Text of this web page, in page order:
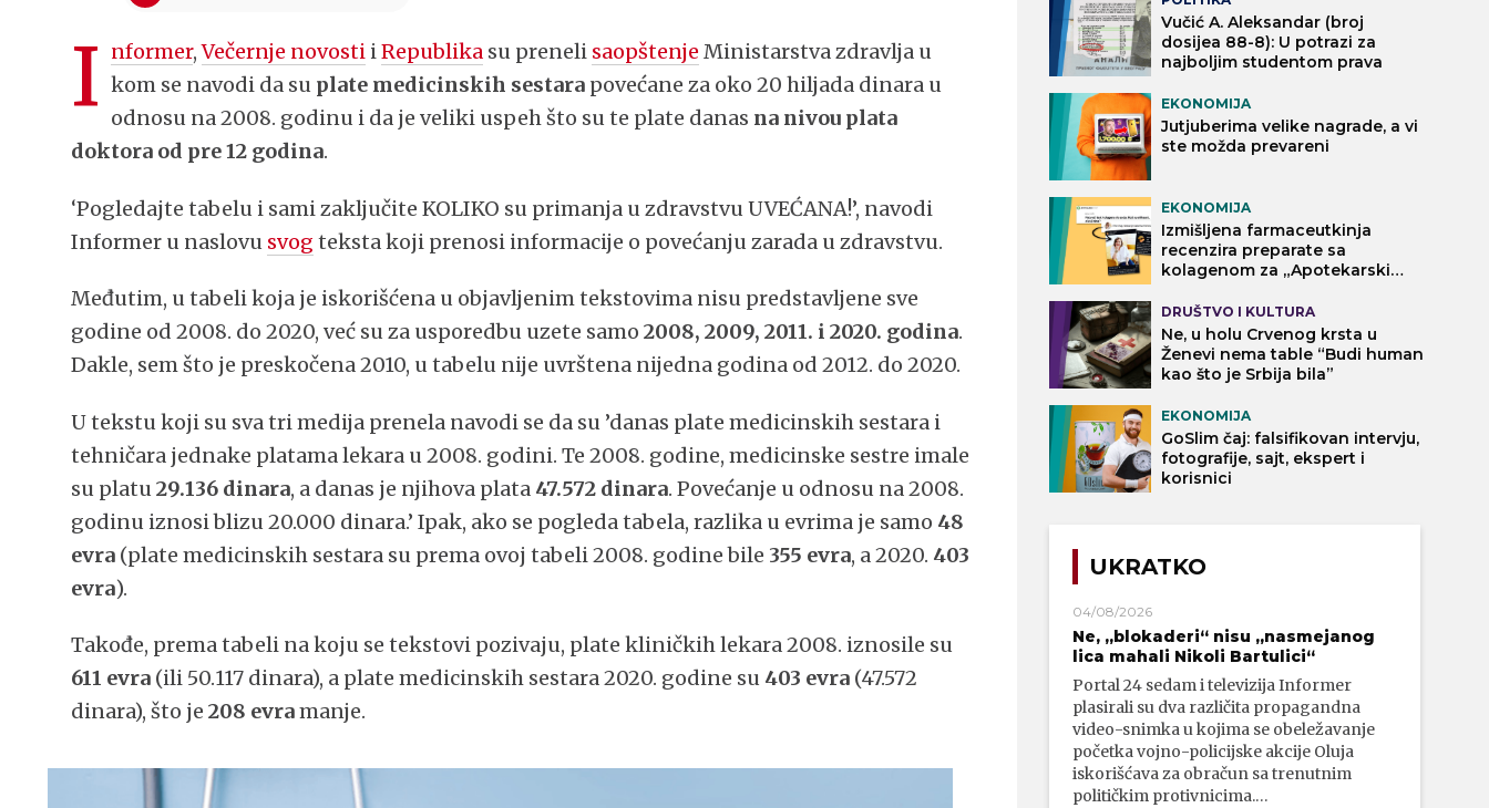
I nformer,Večernje novosti iRepublika su preneli saopštenje Ministarstva zdravlja u
kom se navodi da su plate medicinskih sestara povećane za oko 20 hiljada dinara u
odnosu na 2008. godinu i da je veliki uspeh što su te plate danas na nivou plata
doktora od pre 12 godina.
‘Pogledajte tabelu i sami zaključite KOLIKO su primanja u zdravstvu UVEĆANA!’, navodi
Informer u naslovu svog teksta koji prenosi informacije o povećanju zarada u zdravstvu.
Međutim, u tabeli koja je iskorišćena u objavljenim tekstovima nisu predstavljene sve
godine od 2008. do 2020, već su za usporedbu uzete samo2008, 2009, 2011. i 2020. godina.
Dakle, sem što je preskočena 2010, u tabelu nije uvrštena nijedna godina od 2012. do 2020.
U tekstu koji su sva tri medija prenela navodi se da su ’danas plate medicinskih sestara i
tehničara jednake platama lekara u 2008. godini. Te 2008. godine, medicinske sestre imale
su platu29.136 dinara, a danas je njihova plata 47.572 dinara. Povećanje u odnosu na 2008.
godinu iznosi blizu 20.000 dinara.’ Ipak, ako se pogleda tabela, razlika u evrima je samo 48
evra (plate medicinskih sestara su prema ovoj tabeli 2008. godine bile 355 evra, a 2020. 403
evra).
Takođe, prema tabeli na koju se tekstovi pozivaju, plate kliničkih lekara 2008. iznosile su
611 evra (ili 50.117 dinara), a plate medicinskih sestara 2020. godine su 403 evra (47.572
dinara), što je208 evramanje.
Vučić A. Aleksandar (broj
dosijea 88-8): U potrazi za
najboljim studentom prava
EKONOMIJA
Jutjuberima velike nagrade, a vi
ste možda prevareni
EKONOMIJA
Izmišljena farmaceutkinja
recenzira preparate sa
kolagenom za „Apotekarski
DRUŠTVO I KULTURA
Ne, u holu Crvenog krsta u
Ženevi nema table “Budi human
kao što je Srbija bila”
EKONOMIJA
GoSlim čaj: falsifikovan intervju,
fotografije, sajt, ekspert i
korisnici
UKRATKO
04/08/2026
Ne, „blokaderi“ nisu „nasmejanog
lica mahali Nikoli Bartulici“
Portal 24 sedam i televizija Informer
plasirali su dva različita propagandna
video-snimka u kojima se obeležavanje
početka vojno-policijske akcije Oluja
iskorišćava za obračun sa trenutnim
političkim protivnicima.…